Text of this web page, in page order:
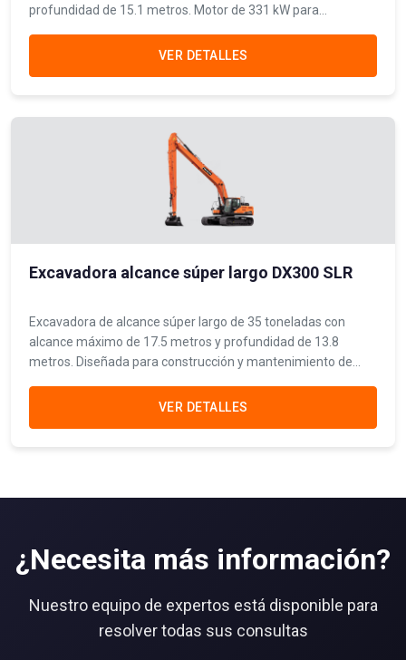
profundidad de 15.1 metros. Motor de 331 kW para
VER DETALLES
Excavadora alcance súper largo DX300 SLR
Excavadora de alcance súper largo de 35 toneladas con
alcance máximo de 17.5 metros y profundidad de 13.8
metros. Diseñada para construcción y mantenimiento de
VER DETALLES
¿Necesita más información?
Nuestro equipo de expertos está disponible para
resolver todas sus consultas